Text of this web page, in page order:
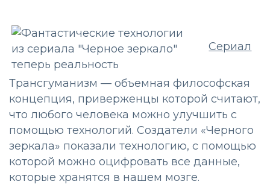
Сериал
Трансгуманизм — объемная философская
концепция, приверженцы которой считают,
что любого человека можно улучшить с
помощью технологий. Создатели «Черного
зеркала» показали технологию, с помощью
которой можно оцифровать все данные,
которые хранятся в нашем мозге.